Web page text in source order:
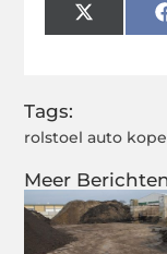
Meer Berichten
X
Tags:
rolstoel auto